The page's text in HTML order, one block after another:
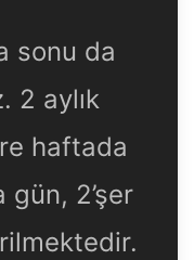
sonu da
2 aylık
haftada
2’şer